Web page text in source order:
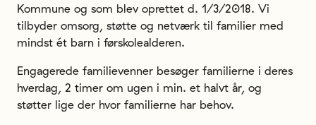
Kommune og som blev oprettet d. 1/3/2018. Vi
tilbyder omsorg, støtte og netværk til familier med
mindst ét barn i førskolealderen.
Engagerede familievenner besøger familierne i deres
hverdag, 2 timer om ugen i min. et halvt år, og
støtter lige der hvor familierne har behov.